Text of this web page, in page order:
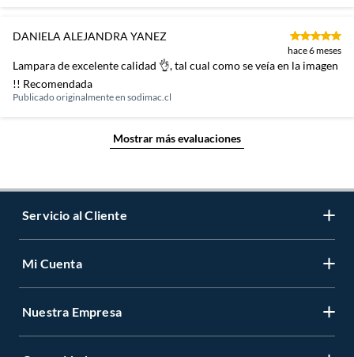
DANIELA ALEJANDRA YANEZ
hace 6 meses
Lampara de excelente calidad 👌, tal cual como se veía en la imagen
!! Recomendada
Publicado originalmente en sodimac.cl
Mostrar más evaluaciones
Servicio al Cliente
Contáctanos
Mi Cuenta
Registrate
Nuestra Empresa